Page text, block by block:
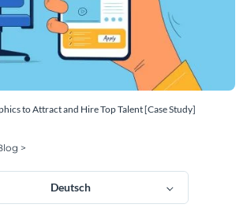
to Attract and Hire Top Talent [Case Study]
>
Deutsch